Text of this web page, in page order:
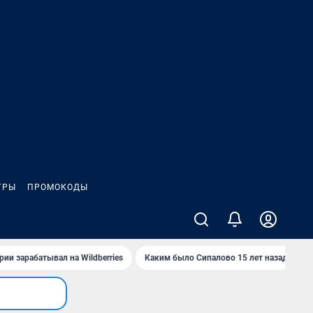
ПРОМОКОДЫ
зарабатывал на Wildberries Каким было Сипалово 15 лет назад